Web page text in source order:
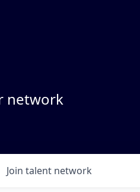
network
Join talent network